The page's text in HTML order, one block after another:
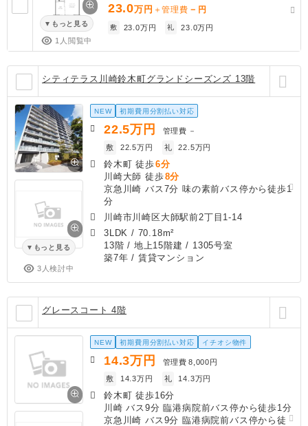
もっと見る
1人閲覧中
23.0万円 ＋管理費 － 円
敷 23.0万円 礼 23.0万円
シティテラス川崎鈴木町グランドシーズンズ 13階
もっと見る
3人検討中
NEW 初期費用分割払い対応
22.5万円 管理費 －
敷
22.5万円 礼 22.5万円
鈴木町 徒歩6分
川崎大師 徒歩8分
京急川崎 バス7分 味の素前バス停から徒歩1
分
川崎市川崎区大師駅前2丁目1-14
3LDK / 70.18m²
13階 / 地上15階建 / 1305号室
築7年 / 賃貸マンション
グレースコート 4階
NEW 初期費用分割払い対応 イチオシ物件
14.3万円 管理費 8,000円
敷
14.3万円 礼 14.3万円
鈴木町 徒歩16分
川崎 バス9分 臨港病院前バス停から徒歩1分
京急川崎 バス9分 臨港病院前バス停から徒